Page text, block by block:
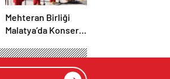
Mehteran Birliği
Malatya’da Konser